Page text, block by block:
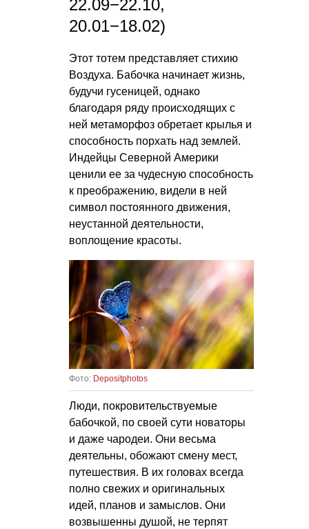
22.09−22.10,
20.01−18.02)
Этот тотем представляет стихию
Воздуха. Бабочка начинает жизнь,
будучи гусеницей, однако
благодаря ряду происходящих с
ней метаморфоз обретает крылья и
способность порхать над землей.
Индейцы Северной Америки
ценили ее за чудесную способность
к преображению, видели в ней
символ постоянного движения,
неустанной деятельности,
воплощение красоты.
Фото: Depositphotos
Люди, покровительствуемые
бабочкой, по своей сути новаторы
и даже чародеи. Они весьма
деятельны, обожают смену мест,
путешествия. В их головах всегда
полно свежих и оригинальных
идей, планов и замыслов. Они
возвышенны душой, не терпят